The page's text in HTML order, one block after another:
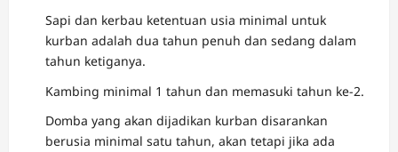
Sapi dan kerbau ketentuan usia minimal untuk
kurban adalah dua tahun penuh dan sedang dalam
tahun ketiganya.
Kambing minimal 1 tahun dan memasuki tahun ke-2.
Domba yang akan dijadikan kurban disarankan
berusia minimal satu tahun, akan tetapi jika ada